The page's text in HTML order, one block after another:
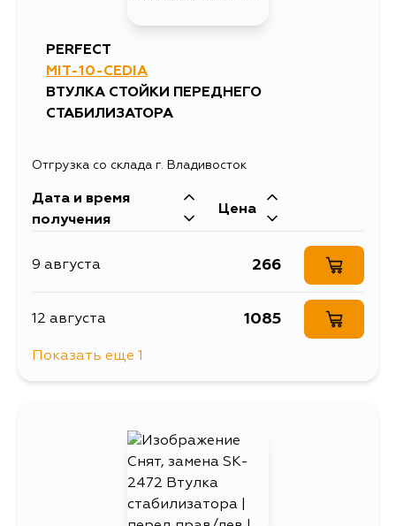
PERFECT
MIT-10-CEDIA
ВТУЛКА СТОЙКИ ПЕРЕДНЕГО
СТАБИЛИЗАТОРА
Отгрузка со склада г. Владивосток
Дата и время
получения
Цена
9 августа 266
12 августа 1085
Показать еще 1